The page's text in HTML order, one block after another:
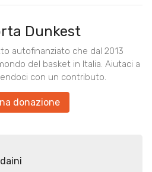
Dunkest
autofinanziato che dal 2013
del basket in Italia. Aiutaci a
con un contributo.
donazione